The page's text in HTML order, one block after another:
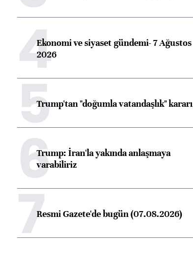
4Ekonomi ve siyaset gündemi- 7 Ağustos
2026
5Trump'tan "doğumla vatandaşlık" kararı
6Trump: İran'la yakında anlaşmaya
varabiliriz
7Resmi Gazete'de bugün (07.08.2026)